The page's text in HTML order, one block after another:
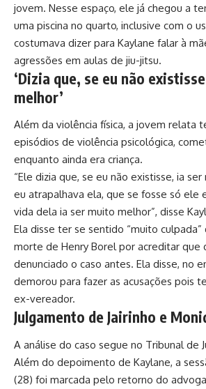
jovem. Nesse espaço, ele já chegou a
uma piscina no quarto, inclusive com o
costumava dizer para Kaylane falar à
agressões em aulas de jiu-jitsu.
‘Dizia que, se eu não
melhor’
Além da violência física, a jovem relata
episódios de violência psicológica,
enquanto ainda era criança.
“Ele dizia que, se eu não existisse, ia
eu atrapalhava ela, que se fosse só ele
vida dela ia ser muito melhor”, disse
Ela disse ter se sentido “muito
morte de Henry Borel por acreditar que
denunciado o caso antes. Ela disse, no
demorou para fazer as acusações pois
ex-vereador.
Julgamento de Jairinho e
A análise do caso segue no Tribunal de
Além do depoimento de Kaylane, a
(28) foi marcada pelo retorno do